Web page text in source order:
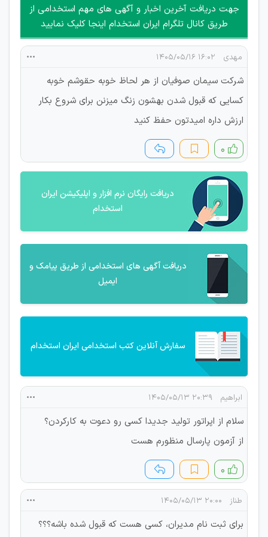
جهت دریافت آخرین اخبار و آگهی های مهم استخدامی از
طریق کانال تلگرام ایران استخدام اینجا کلیک نمایید
مهدی ۱۶:۰۲ ۱۴۰۵/۰۵/۱۶
شرکت سیمان صوفیان از هر لحاظ خوبه حقوشم خوبه
کسایی که قبول شدن بهشون زنگ میزنن برای شروع بکار
ارزش داره امیدتون حفظ کنید
۰
دریافت رایگان نرم افزار و اپلیکیشن ایران
استخدام
دریافت آگهی های استخدامی از طریق پیامک و
ایمیل
سفارش آنلاین کتب استخدامی ایران استخدام
ابراهیم ۲۰:۳۹ ۱۴۰۵/۰۵/۱۳
سلام از اپراتور تولید جدیدا کسی رو دعوت به کارکردن؟
از آزمون پارسال منظورم هست
۰
طناز ۲۰:۰۰ ۱۴۰۵/۰۵/۱۳
برای ثبت نام مدیران، کسی هست که قبول شده باشه؟؟؟